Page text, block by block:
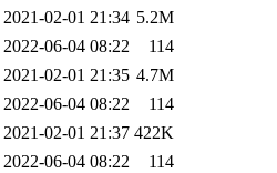
2021-02-01 21:34 5.2M
2022-06-04 08:22
114
2021-02-01 21:35 4.7M
2022-06-04 08:22
114
2021-02-01 21:37 422K
2022-06-04 08:22
114